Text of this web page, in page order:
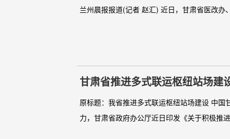
兰州晨报报道(记者 赵汇) 近日，甘肃省医改
甘肃省推进多式联运枢纽站场建
原标题：我省推进多式联运枢纽站场建设 中
力，甘肃省政府办公厅近日印发《关于积极推